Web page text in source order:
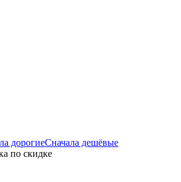
дорогиеСначала дешёвые
по скидке